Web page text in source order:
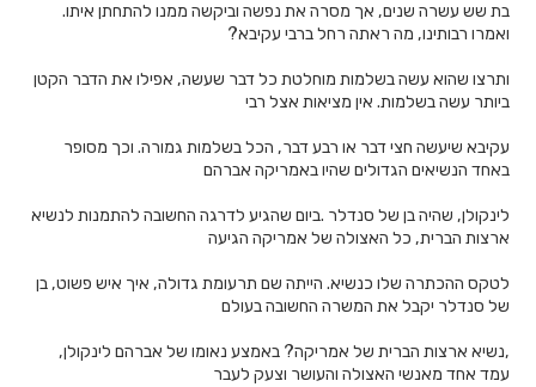
בת שש עשרה שנים, אך מסרה את נפשה וביקשה ממנו להתחתן איתו.
ואמרו רבותינו, מה ראתה רחל ברבי עקיבא?
ותרצו שהוא עשה בשלמות מוחלטת כל דבר שעשה, אפילו את הדבר הקטן
ביותר עשה בשלמות. אין מציאות אצל רבי
עקיבא שיעשה חצי דבר או רבע דבר, הכל בשלמות גמורה. וכך מסופר
באחד הנשיאים הגדולים שהיו באמריקה אברהם
לינקולן, שהיה בן של סנדלר .ביום שהגיע לדרגה החשובה להתמנות לנשיא
ארצות הברית, כל האצולה של אמריקה הגיעה
לטקס ההכתרה שלו כנשיא. הייתה שם תרעומת גדולה, איך איש פשוט, בן
של סנדלר יקבל את המשרה החשובה בעולם
,נשיא ארצות הברית של אמריקה? באמצע נאומו של אברהם לינקולן,
עמד אחד מאנשי האצולה והעושר וצעק לעבר